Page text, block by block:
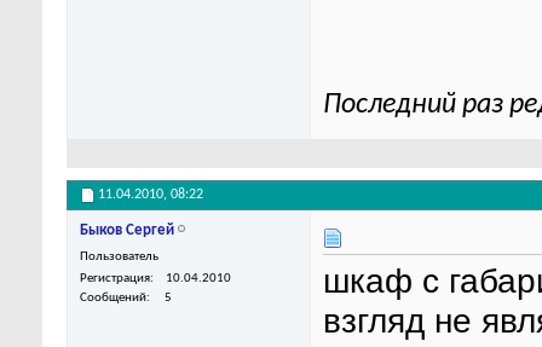
Последний раз
11.04.2010, 08:22
Быков Сергей
Пользователь
Регистрация
10.04.2010
Сообщений
5
шкаф с
взгляд не